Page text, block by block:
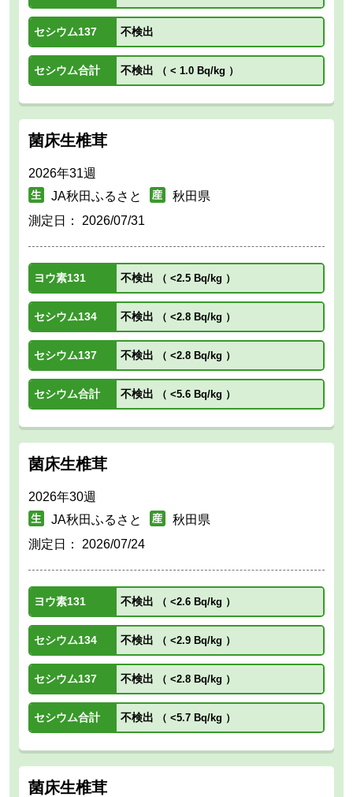
セシウム137 不検出
セシウム合計 不検出 （ < 1.0 Bq/kg ）
菌床生椎茸
2026年31週
JA秋田ふるさと
秋田県
測定日： 2026/07/31
ヨウ素131 不検出 （ <2.5 Bq/kg ）
セシウム134 不検出 （ <2.8 Bq/kg ）
セシウム137 不検出 （ <2.8 Bq/kg ）
セシウム合計 不検出 （ <5.6 Bq/kg ）
菌床生椎茸
2026年30週
JA秋田ふるさと
秋田県
測定日： 2026/07/24
ヨウ素131 不検出 （ <2.6 Bq/kg ）
セシウム134 不検出 （ <2.9 Bq/kg ）
セシウム137 不検出 （ <2.8 Bq/kg ）
セシウム合計 不検出 （ <5.7 Bq/kg ）
菌床生椎茸